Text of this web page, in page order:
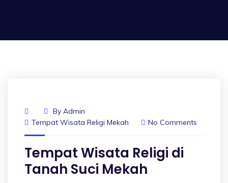
By Admin
Tempat Wisata Religi Mekah
No Comments
Tempat Wisata Religi di
Tanah Suci Mekah